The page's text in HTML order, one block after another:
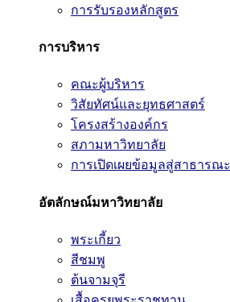
การรับรองหลักสูตร
การบริหาร
คณะผู้บริหาร
วิสัยทัศน์และยุทธศาสตร์
โครงสร้างองค์กร
สภามหาวิทยาลัย
การเปิดเผยข้อมูลสู่สาธารณะ
อัตลักษณ์มหาวิทยาลัย
พระเกี้ยว
สีชมพู
ต้นจามจุรี